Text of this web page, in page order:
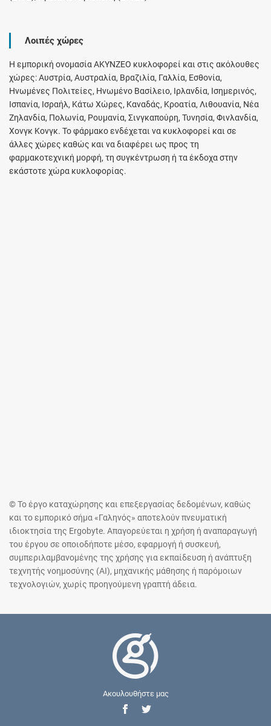
Λοιπές χώρες
Η εμπορική ονομασία AKYNZEO κυκλοφορεί και στις ακόλουθες
χώρες: Αυστρία, Αυστραλία, Βραζιλία, Γαλλία, Εσθονία,
Ηνωμένες Πολιτείες, Ηνωμένο Βασίλειο, Ιρλανδία, Ισημερινός,
Ισπανία, Ισραήλ, Κάτω Χώρες, Καναδάς, Κροατία, Λιθουανία, Νέα
Ζηλανδία, Πολωνία, Ρουμανία, Σινγκαπούρη, Τυνησία, Φινλανδία,
Χονγκ Κονγκ. Το φάρμακο ενδέχεται να κυκλοφορεί και σε
άλλες χώρες καθώς και να διαφέρει ως προς τη
φαρμακοτεχνική μορφή, τη συγκέντρωση ή τα έκδοχα στην
εκάστοτε χώρα κυκλοφορίας.
© Το έργο καταχώρησης και επεξεργασίας δεδομένων, καθώς
και το εμπορικό σήμα «Γαληνός» αποτελούν πνευματική
ιδιοκτησία της Ergobyte. Απαγορεύεται η χρήση ή αναπαραγωγή
του έργου σε οποιοδήποτε μέσο, εφαρμογή ή συσκευή,
συμπεριλαμβανομένης της χρήσης για εκπαίδευση ή ανάπτυξη
τεχνητής νοημοσύνης (AI), μηχανικής μάθησης ή παρόμοιων
τεχνολογιών, χωρίς προηγούμενη γραπτή άδεια.
Ακουλουθήστε μας